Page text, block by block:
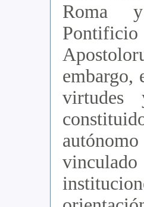
Roma
embargo,
virtudes